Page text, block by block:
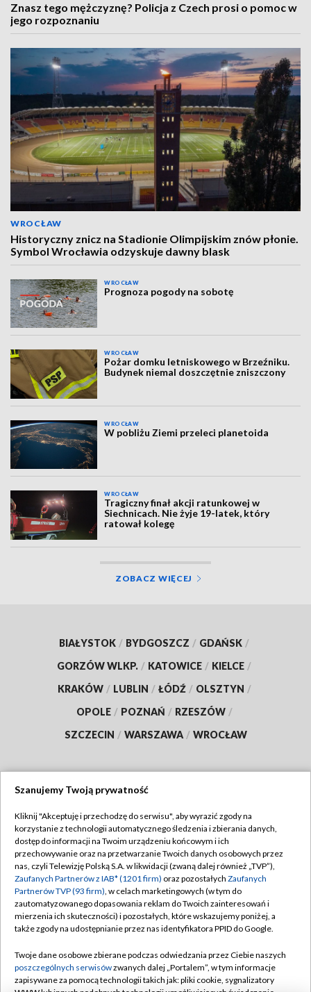
Znasz tego mężczyznę? Policja z Czech prosi o pomoc w
jego rozpoznaniu
WROCŁAW
Historyczny znicz na Stadionie Olimpijskim znów płonie.
Symbol Wrocławia odzyskuje dawny blask
WROCŁAW
Prognoza pogody na sobotę
WROCŁAW
Pożar domku letniskowego w Brzeźniku.
Budynek niemal doszczętnie zniszczony
WROCŁAW
W pobliżu Ziemi przeleci planetoida
WROCŁAW
Tragiczny finał akcji ratunkowej w
Siechnicach. Nie żyje 19-latek, który
ratował kolegę
ZOBACZ WIĘCEJ
BIAŁYSTOK / BYDGOSZCZ / GDAŃSK /
GORZÓW WLKP. / KATOWICE / KIELCE /
KRAKÓW / LUBLIN / ŁÓDŹ / OLSZTYN /
OPOLE / POZNAŃ / RZESZÓW /
SZCZECIN / WARSZAWA / WROCŁAW
TVP
Abonament TVP
Emisja w TVP
Centrum informacji TVP
Naziemna Telewizja Cyfrowa
Rada Programowa
System NOS
Regulamin TVP
Polityka prywatności
Moje zgody
Pomoc
Kontakt
Szanujemy Twoją prywatność
Kliknij "Akceptuję i przechodzę do serwisu", aby wyrazić zgody na
korzystanie z technologii automatycznego śledzenia i zbierania danych,
dostęp do informacji na Twoim urządzeniu końcowym i ich
przechowywanie oraz na przetwarzanie Twoich danych osobowych przez
nas, czyli Telewizję Polską S.A. w likwidacji (zwaną dalej również „TVP”),
Zaufanych Partnerów z IAB* (1201 firm) oraz pozostałych Zaufanych
Partnerów TVP (93 firm), w celach marketingowych (w tym do
zautomatyzowanego dopasowania reklam do Twoich zainteresowań i
mierzenia ich skuteczności) i pozostałych, które wskazujemy poniżej, a
także zgody na udostępnianie przez nas identyfikatora PPID do Google.
Twoje dane osobowe zbierane podczas odwiedzania przez Ciebie naszych
poszczególnych serwisówzwanych dalej „Portalem”, w tym informacje
zapisywane za pomocą technologii takich jak: pliki cookie, sygnalizatory